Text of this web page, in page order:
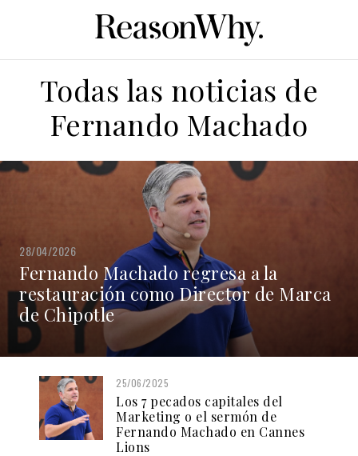
Todas las noticias de
Fernando Machado
28/04/2026
Fernando Machado regresa a la
restauración como Director de Marca
de Chipotle
25/06/2025
Los 7 pecados capitales del
Marketing o el sermón de
Fernando Machado en Cannes
Lions